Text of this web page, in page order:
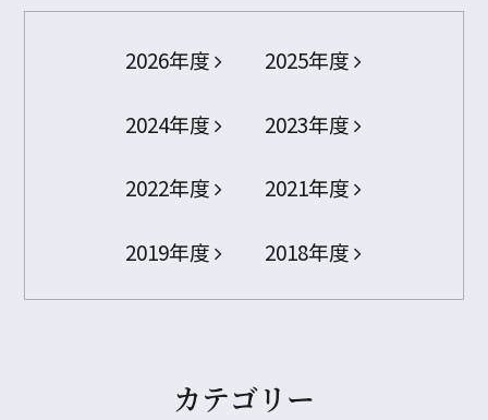
2026年度 2025年度
2024年度 2023年度
2022年度 2021年度
2019年度 2018年度
カテゴリー